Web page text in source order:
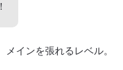
インを張れるレベル。